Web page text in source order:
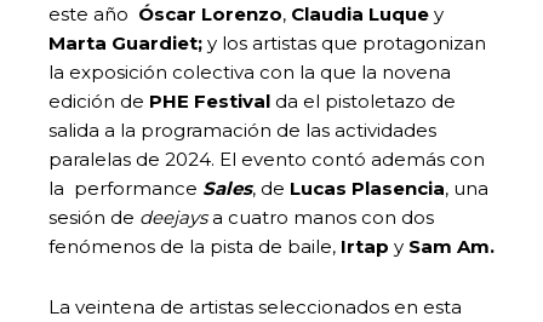
este año Óscar Lorenzo, Claudia Luque y
Marta Guardiet; y los artistas que protagonizan
la exposición colectiva con la que la novena
edición de PHE Festival da el pistoletazo de
salida a la programación de las actividades
paralelas de 2024. El evento contó además con
la performance Sales, de Lucas Plasencia, una
sesión de deejaysa cuatro manos con dos
fenómenos de la pista de baile, Irtap y Sam Am.
La veintena de artistas seleccionados en esta